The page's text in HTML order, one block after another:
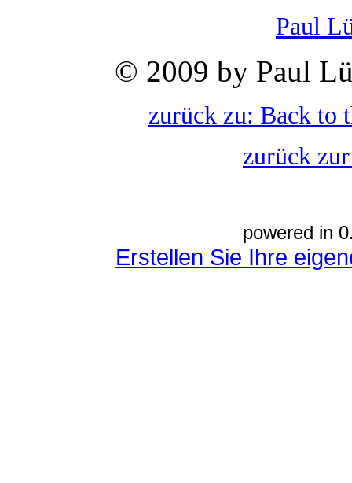
Paul
© 2009 by Paul
zurück zu: Back to
zurück
powered in
Erstellen Sie Ihre